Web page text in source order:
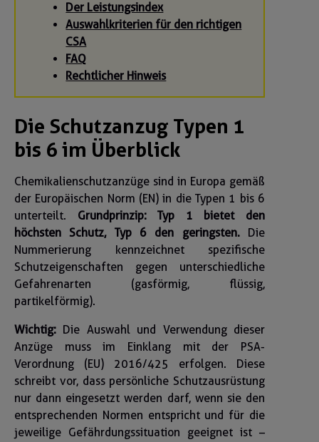
Der Leistungsindex
Auswahlkriterien für den richtigen
CSA
FAQ
Rechtlicher Hinweis
Die Schutzanzug Typen 1
bis 6 im Überblick
Chemikalienschutzanzüge sind in Europa gemäß
der Europäischen Norm (EN) in die Typen 1 bis 6
unterteilt. Grundprinzip: Typ 1 bietet den
höchsten Schutz, Typ 6 den geringsten. Die
Nummerierung kennzeichnet spezifische
Schutzeigenschaften gegen unterschiedliche
Gefahrenarten (gasförmig, flüssig,
partikelförmig).
Wichtig: Die Auswahl und Verwendung dieser
Anzüge muss im Einklang mit der PSA-
Verordnung (EU) 2016/425 erfolgen. Diese
schreibt vor, dass persönliche Schutzausrüstung
nur dann eingesetzt werden darf, wenn sie den
entsprechenden Normen entspricht und für die
jeweilige Gefährdungssituation geeignet ist –